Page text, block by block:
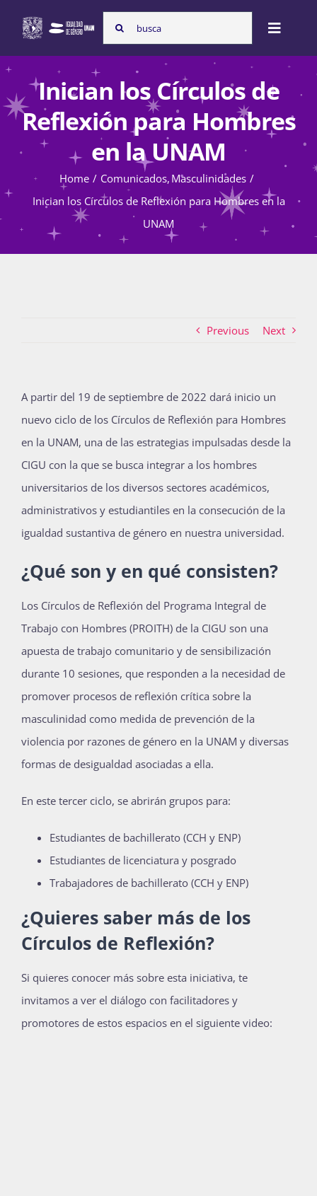
content
Search
for:
Toggle
Inicio
Nosotras
Programas
Atención de la violencia de género
La Boletina
Blog
Recursos
Súmate
Publicaciones
Bienvenida generación 2027-1
Inician los Círculos de
Reflexión para Hombres
en la UNAM
Home Comunicados Masculinidades
Inician los Círculos de Reflexión para Hombres en la
UNAM
Previous Next
A partir del 19 de septiembre de 2022 dará inicio un
nuevo ciclo de los Círculos de Reflexión para Hombres
en la UNAM, una de las estrategias impulsadas desde la
CIGU con la que se busca integrar a los hombres
universitarios de los diversos sectores académicos,
administrativos y estudiantiles en la consecución de la
igualdad sustantiva de género en nuestra universidad.
¿Qué son y en qué consisten?
Los Círculos de Reflexión del Programa Integral de
Trabajo con Hombres (PROITH) de la CIGU son una
apuesta de trabajo comunitario y de sensibilización
durante 10 sesiones, que responden a la necesidad de
promover procesos de reflexión crítica sobre la
masculinidad como medida de prevención de la
violencia por razones de género en la UNAM y diversas
formas de desigualdad asociadas a ella.
En este tercer ciclo, se abrirán grupos para:
Estudiantes de bachillerato (CCH y ENP)
Estudiantes de licenciatura y posgrado
Trabajadores de bachillerato (CCH y ENP)
¿Quieres saber más de los
Círculos de Reflexión?
Si quieres conocer más sobre esta iniciativa, te
invitamos a ver el diálogo con facilitadores y
promotores de estos espacios en el siguiente video: